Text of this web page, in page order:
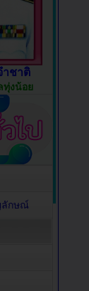
ำชาติ
ทุ่งน้อย
ลักษณ์